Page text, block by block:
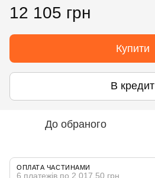
12 105 грн
Купити
В кредит
До обраного
ОПЛАТА ЧАСТИНАМИ
6 платежів по 2 017.50 грн